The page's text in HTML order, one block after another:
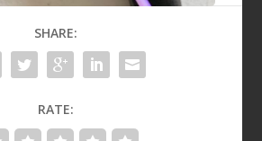
SHARE:
RATE: